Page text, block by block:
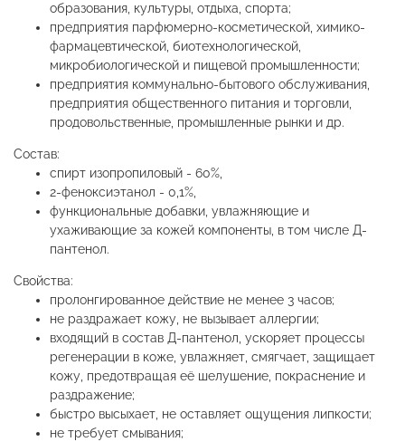
образования, культуры, отдыха, спорта;
предприятия парфюмерно-косметической, химико-
фармацевтической, биотехнологической,
микробиологической и пищевой промышленности;
предприятия коммунально-бытового обслуживания,
предприятия общественного питания и торговли,
продовольственные, промышленные рынки и др.
Состав:
спирт изопропиловый - 60%,
2-феноксиэтанол - 0,1%,
функциональные добавки, увлажняющие и
ухаживающие за кожей компоненты, в том числе Д-
пантенол.
Свойства:
пролонгированное действие не менее 3 часов;
не раздражает кожу, не вызывает аллергии;
входящий в состав Д-пантенол, ускоряет процессы
регенерации в коже, увлажняет, смягчает, защищает
кожу, предотвращая её шелушение, покраснение и
раздражение;
быстро высыхает, не оставляет ощущения липкости;
не требует смывания;